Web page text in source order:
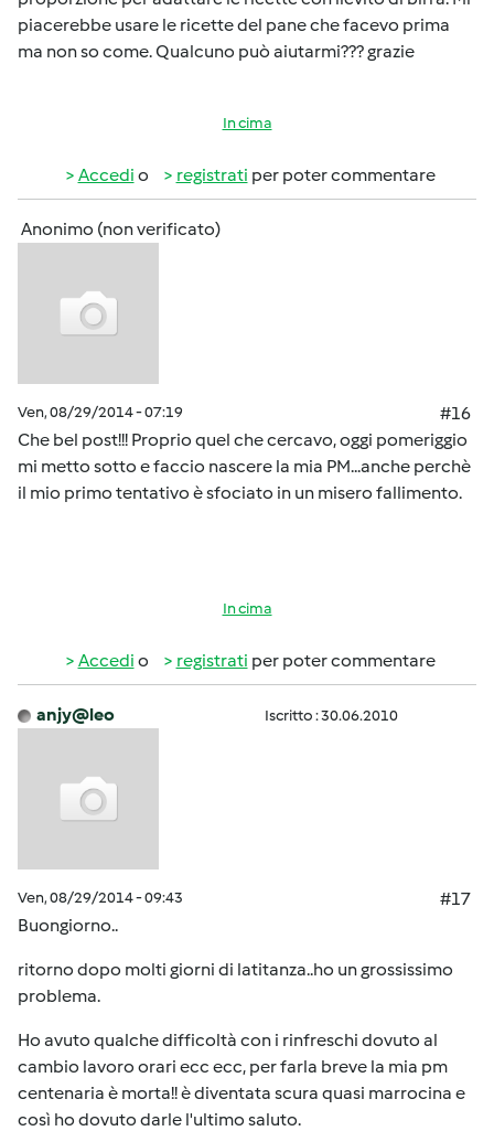
piacerebbe usare le ricette del pane che facevo prima
ma non so come. Qualcuno può aiutarmi??? grazie
In cima
Accedi o registrati per poter commentare
Anonimo (non verificato)
Ven, 08/29/2014 - 07:19
#16
Che bel post!!! Proprio quel che cercavo, oggi pomeriggio
mi metto sotto e faccio nascere la mia PM...anche perchè
il mio primo tentativo è sfociato in un misero fallimento.
In cima
Accedi o registrati per poter commentare
anjy@leo Iscritto : 30.06.2010
Ven, 08/29/2014 - 09:43
#17
Buongiorno..
ritorno dopo molti giorni di latitanza..ho un grossissimo
problema.
Ho avuto qualche difficoltà con i rinfreschi dovuto al
cambio lavoro orari ecc ecc, per farla breve la mia pm
centenaria è morta!! è diventata scura quasi marrocina e
così ho dovuto darle l'ultimo saluto.